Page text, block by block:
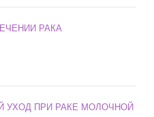
РАКА
УХОД ПРИ РАКЕ МОЛОЧНОЙ